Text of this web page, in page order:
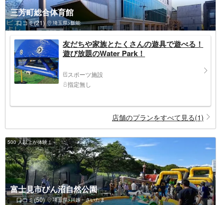
三芳町総合体育館
口コミ(21) 埼玉県>飯能
友だちや家族とたくさんの遊具で遊べる！
遊び放題のWater Park！
スポーツ施設
指定無し
店舗のプランをすべて見る(1)
500 人以上が体験！
富士見市びん沼自然公園
口コミ(50) 埼玉県>川越・さいたま